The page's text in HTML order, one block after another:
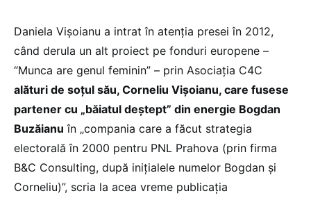
Daniela Vișoianu a intrat în atenția presei în 2012,
când derula un alt proiect pe fonduri europene –
“Munca are genul feminin” – prin Asociația C4C
alături de soțul său, Corneliu Vișoianu, care fusese
partener cu „băiatul deștept” din energie Bogdan
Buzăianu în „compania care a făcut strategia
electorală în 2000 pentru PNL Prahova (prin firma
B&C Consulting, după iniţialele numelor Bogdan şi
Corneliu)”, scria la acea vreme publicația